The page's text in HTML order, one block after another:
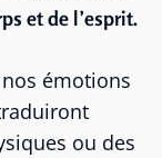
et de l’esprit.
nos émotions
ou des